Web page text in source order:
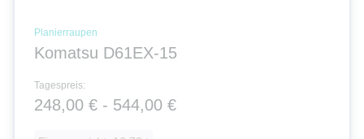
Planierraupen
Komatsu D61EX-15
Tagespreis:
248,00 € - 544,00 €